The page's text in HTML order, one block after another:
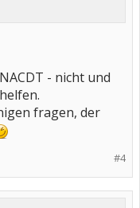
- nicht und
fragen, der
#4